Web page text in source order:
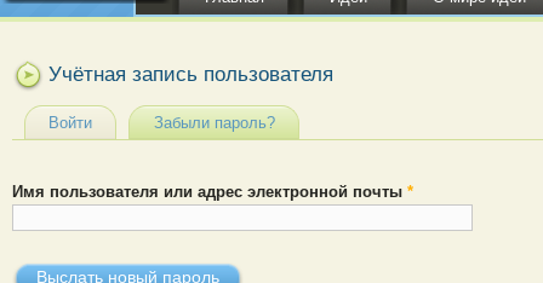
Учётная запись пользователя
Главные вкладки
Войти Забыли пароль?(активная вкладка)
Имя пользователя или адрес электронной почты *